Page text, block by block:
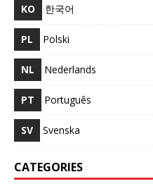
KO 한국어
PL Polski
NL Nederlands
PT Português
SV Svenska
CATEGORIES